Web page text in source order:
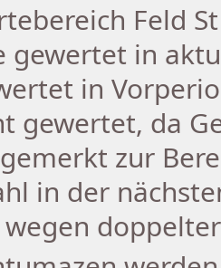
Feld
gewertet in
in
gewertet, da
zur
in der